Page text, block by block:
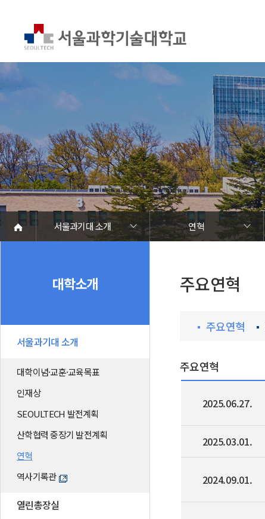
서울과기대 소개
서울과기대 소개
열린총장실
대학현황
대학조직
대학상징
홍보관
캠퍼스 안내
학칙 및 규정
연혁
대학이념·교훈·교육목표
인재상
SEOULTECH 발전계획
산학협력 중장기 발전계획
연혁
역사기록관
대학소개
서울과기대 소개
대학이념·교훈·교육목표
인재상
SEOULTECH 발전계획
산학협력 중장기 발전계획
연혁
역사기록관
열린총장실
주요연혁
주요연혁
주요연혁
2025.06.27.
2025.03.01.
2024.09.01.